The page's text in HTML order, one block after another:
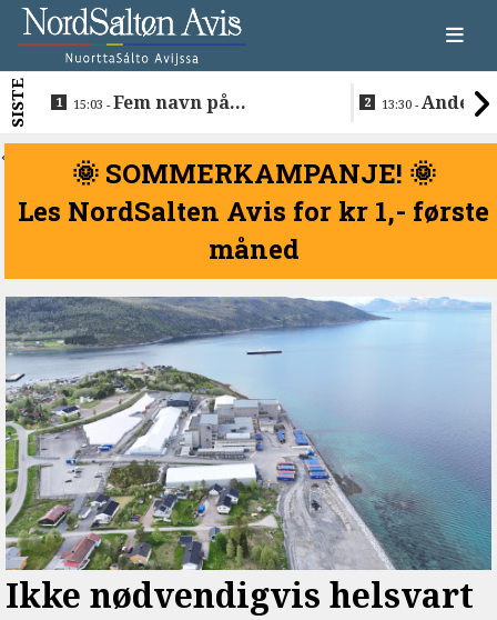
SISTE 15:03 -Fem navn på
i Sametinget
13:30 -Anders
Lakså
<
🌞 SOMMERKAMPANJE! 🌞
Les NordSalten Avis for kr 1,- første
måned
Ikke nødvendigvis helsvart